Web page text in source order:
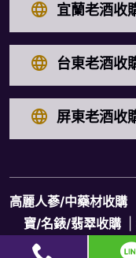
宜蘭老酒收
台東老酒收
屏東老酒收
高麗人蔘/中藥材收購
寶/名錶/翡翠收購